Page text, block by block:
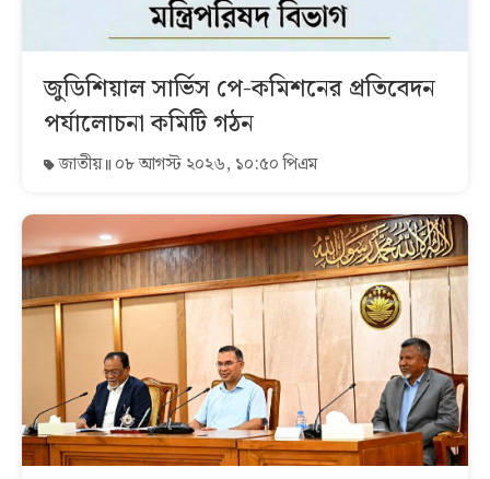
জুডিশিয়াল সার্ভিস পে-কমিশনের প্রতিবেদন
পর্যালোচনা কমিটি গঠন
জাতীয় ০৮ আগস্ট ২০২৬, ১০:৫০ পিএম